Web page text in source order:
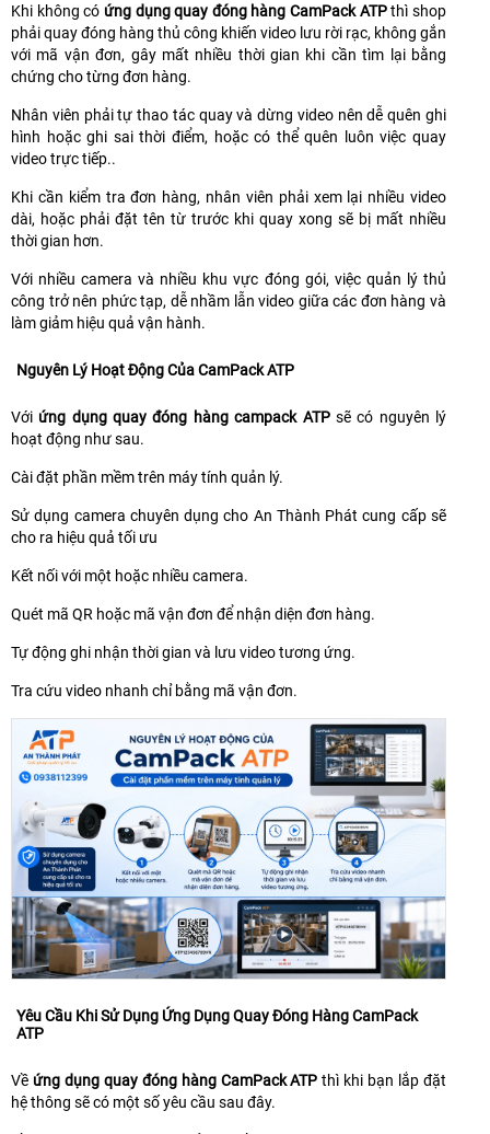
Khi không có ứng dụng quay đóng hàng CamPack ATPthì shop
phải quay đóng hàng thủ công khiến video lưu rời rạc, không gắn
với mã vận đơn, gây mất nhiều thời gian khi cần tìm lại bằng
chứng cho từng đơn hàng.
Nhân viên phải tự thao tác quay và dừng video nên dễ quên ghi
hình hoặc ghi sai thời điểm, hoặc có thể quên luôn việc quay
video trực tiếp..
Khi cần kiểm tra đơn hàng, nhân viên phải xem lại nhiều video
dài, hoặc phải đặt tên từ trước khi quay xong sẽ bị mất nhiều
thời gian hơn.
Với nhiều camera và nhiều khu vực đóng gói, việc quản lý thủ
công trở nên phức tạp, dễ nhầm lẫn video giữa các đơn hàng và
làm giảm hiệu quả vận hành.
Nguyên Lý Hoạt Động Của CamPack ATP
Với ứng dụng quay đóng hàng campack ATPsẽ có nguyên lý
hoạt động như sau.
Cài đặt phần mềm trên máy tính quản lý.
Sử dụng camera chuyên dụng cho An Thành Phát cung cấp sẽ
cho ra hiệu quả tối ưu
Kết nối với một hoặc nhiều camera.
Quét mã QR hoặc mã vận đơn để nhận diện đơn hàng.
Tự động ghi nhận thời gian và lưu video tương ứng.
Tra cứu video nhanh chỉ bằng mã vận đơn.
Yêu Cầu Khi Sử Dụng Ứng Dụng Quay Đóng Hàng CamPack
ATP
Về ứng dụng quay đóng hàng CamPack ATP thì khi bạn lắp đặt
hệ thông sẽ có một số yêu cầu sau đây.